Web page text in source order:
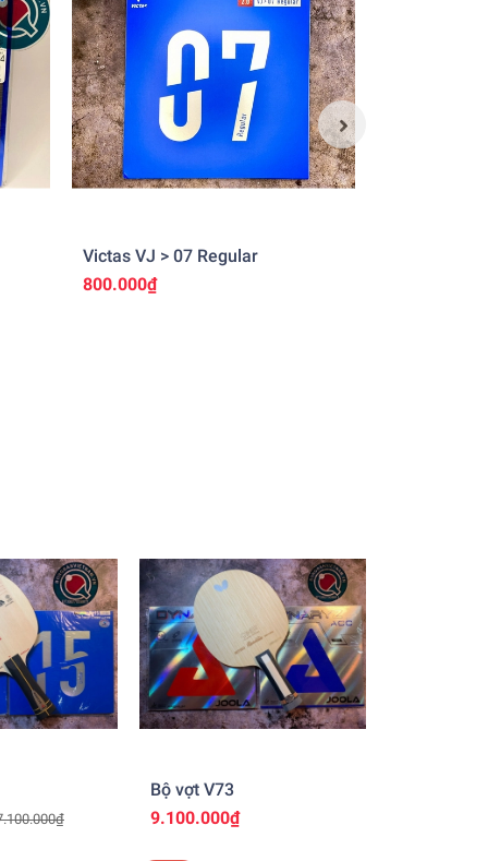
Victas VJ > 07 Regular
800.000₫
Bộ vợt V73
9.100.000₫